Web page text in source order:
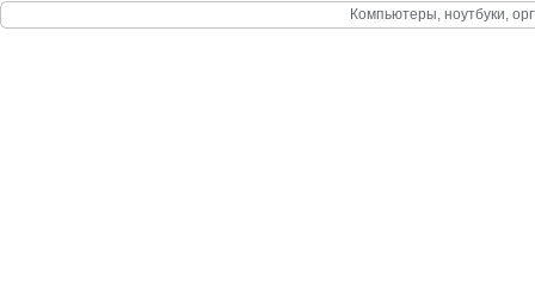
Компьютеры, ноутбуки,